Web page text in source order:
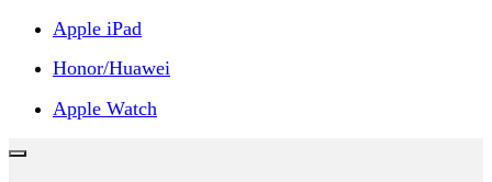
Apple iPad
Honor/Huawei
Apple Watch